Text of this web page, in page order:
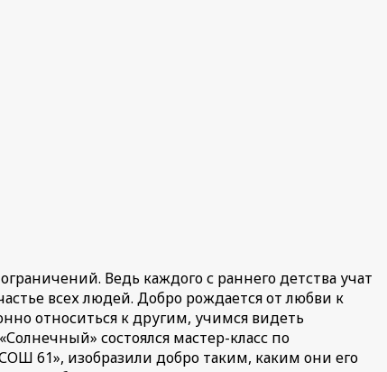
Ведь каждого с раннего детства учат
всех людей. Добро рождается от любви к
относиться к другим, учимся видеть
состоялся мастер-класс по
61», изобразили добро таким, каким они его